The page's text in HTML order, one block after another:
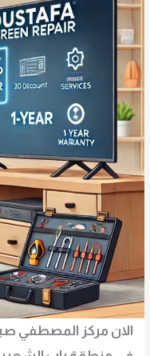
الان مركز المصطفي